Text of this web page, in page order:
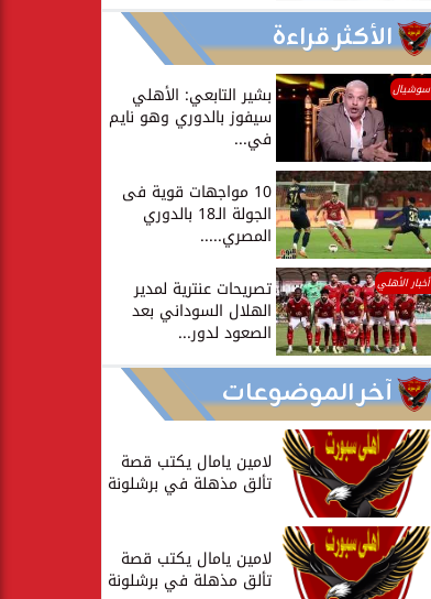
الأكثر قراءة
سوشيال بشير التابعي: الأهلي
سيفوز بالدوري وهو نايم
في...
10 مواجهات قوية فى
الجولة الـ18 بالدوري
المصري.....
أخبار الأهلي تصريحات عنترية لمدير
الهلال السوداني بعد
الصعود لدور...
آخر الموضوعات
لامين يامال يكتب قصة
تألق مذهلة في برشلونة
لامين يامال يكتب قصة
تألق مذهلة في برشلونة